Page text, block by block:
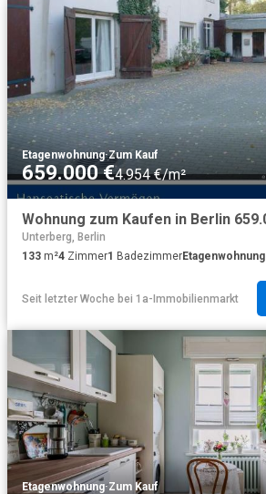
Etagenwohnung·Zum Kauf
659.000 €4.954 €/m²
Unterberg, Berlin
133 m²4 Zimmer1 BadezimmerEtagenwohnung
Seit letzter Woche bei 1a-Immobilienmarkt
Etagenwohnung·Zum Kauf